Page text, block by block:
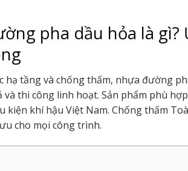
pha dầu hỏa là
hạ tầng và chống thấm, nhựa đường
và thi công linh hoạt. Sản phẩm phù
kiện khí hậu Việt Nam. Chống thấm
cho mọi công trình.